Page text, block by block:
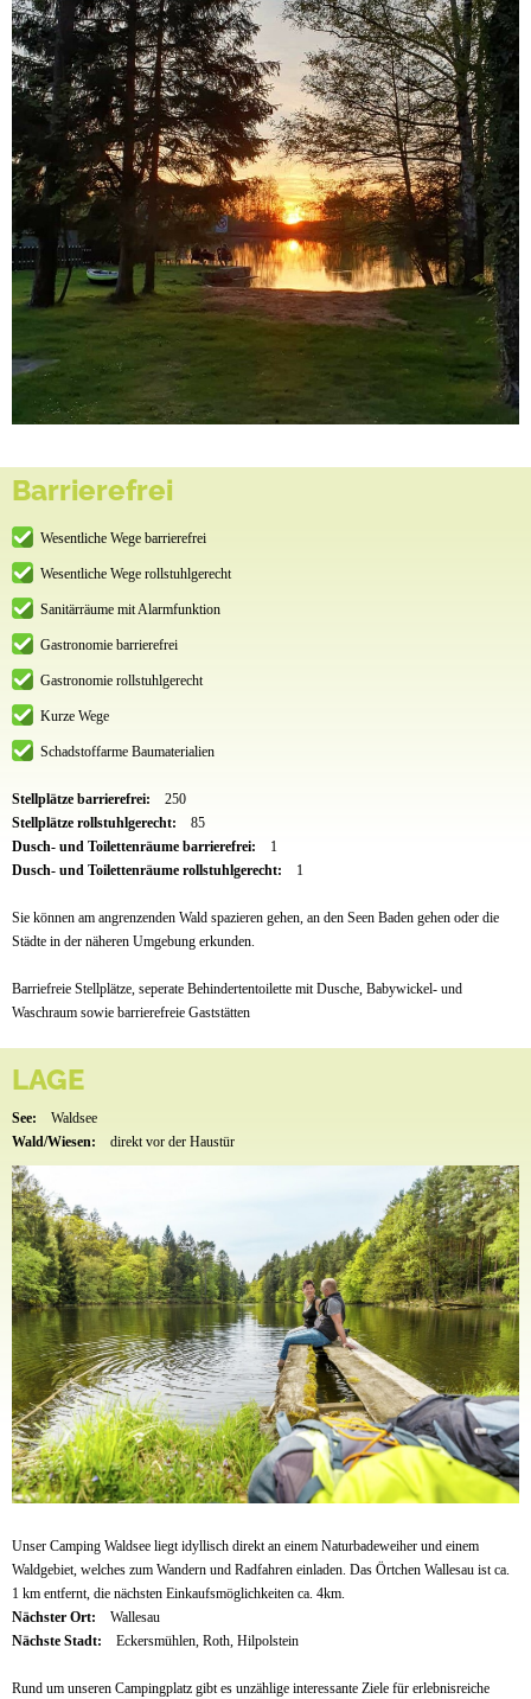
Barrierefrei
Wesentliche Wege barrierefrei
Wesentliche Wege rollstuhlgerecht
Sanitärräume mit Alarmfunktion
Gastronomie barrierefrei
Gastronomie rollstuhlgerecht
Kurze Wege
Schadstoffarme Baumaterialien
Stellplätze barrierefrei:
250
Stellplätze rollstuhlgerecht:
85
Dusch- und Toilettenräume barrierefrei:
1
Dusch- und Toilettenräume rollstuhlgerecht:
1
Sie können am angrenzenden Wald spazieren gehen, an den Seen Baden gehen oder die
Städte in der näheren Umgebung erkunden.
Barriefreie Stellplätze, seperate Behindertentoilette mit Dusche, Babywickel- und
Waschraum sowie barrierefreie Gaststätten
LAGE
See:
Waldsee
Wald/Wiesen:
direkt vor der Haustür
Unser Camping Waldsee liegt idyllisch direkt an einem Naturbadeweiher und einem
Waldgebiet, welches zum Wandern und Radfahren einladen. Das Örtchen Wallesau ist ca.
1 km entfernt, die nächsten Einkaufsmöglichkeiten ca. 4km.
Nächster Ort:
Wallesau
Nächste Stadt:
Eckersmühlen, Roth, Hilpolstein
Rund um unseren Campingplatz gibt es unzählige interessante Ziele für erlebnisreiche